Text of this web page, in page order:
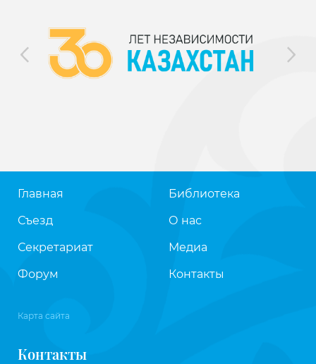
Главная
Съезд
Секретариат
Форум
Библиотека
О нас
Медиа
Контакты
Карта сайта
Контакты